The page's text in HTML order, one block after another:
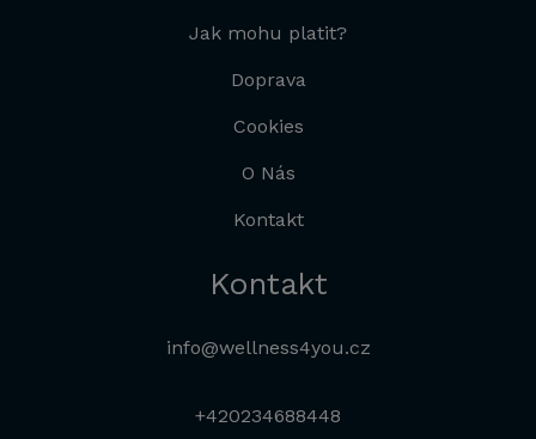
Jak mohu platit?
Doprava
Cookies
O Nás
Kontakt
Kontakt
info@wellness4you.cz
+420234688448